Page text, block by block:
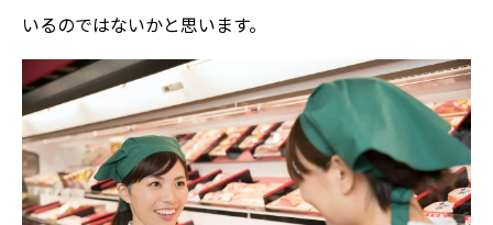
いるのではないかと思います。